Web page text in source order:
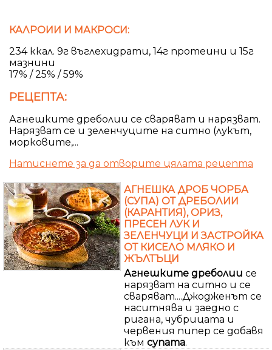
КАЛРОИИ И МАКРОСИ:
234 ккал. 9г въглехидрати, 14г протеини и 15г
мазнини
17% / 25% / 59%
РЕЦЕПТА:
Агнешките дреболии се сваряват и нарязват.
Нарязват се и зеленчуците на ситно (лукът,
морковите,...
Натиснете за да отворите цялата рецепта
АГНЕШКА ДРОБ ЧОРБА
(СУПА) ОТ ДРЕБОЛИИ
(КАРАНТИЯ), ОРИЗ,
ПРЕСЕН ЛУК И
ЗЕЛЕНЧУЦИ И ЗАСТРОЙКА
ОТ КИСЕЛО МЛЯКО И
ЖЪЛТЪЦИ
Агнешките дреболии се
нарязват на ситно и се
сваряват....Джодженът се
наситнява и заедно с
ригана, чубрицата и
червения пипер се добавя
към супата.